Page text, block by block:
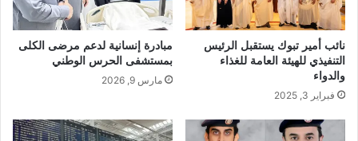
نائب أمير تبوك يستقبل الرئيس
التنفيذي للهيئة العامة للغذاء
والدواء
فبراير 3, 2025
مبادرة إنسانية لدعم مرضى الكلى
بمستشفى الحرس الوطني
مارس 9, 2026